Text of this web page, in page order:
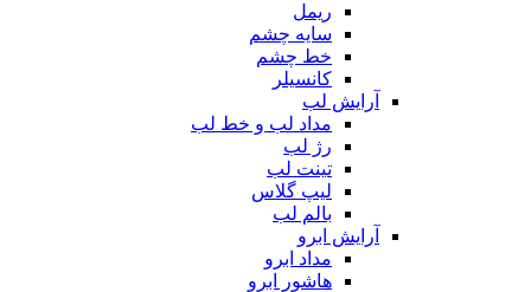
ریمل
سایه چشم
خط چشم
کانسیلر
آرایش لب
مداد لب و خط لب
رژ لب
تینت لب
لیپ گلاس
بالم لب
آرایش ابرو
مداد ابرو
هاشور ابرو